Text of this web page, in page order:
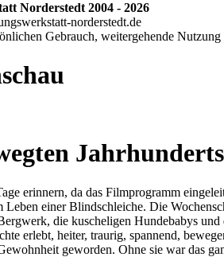
Norderstedt 2004 - 2026
norderstedt.de
Gebrauch, weitergehende
Jahrhunderts
erinnern, da das Filmprogramm
einer Blindschleiche. Die
die kuscheligen Hundebabys
erlebt, heiter, traurig, spannend,
geworden. Ohne sie war das